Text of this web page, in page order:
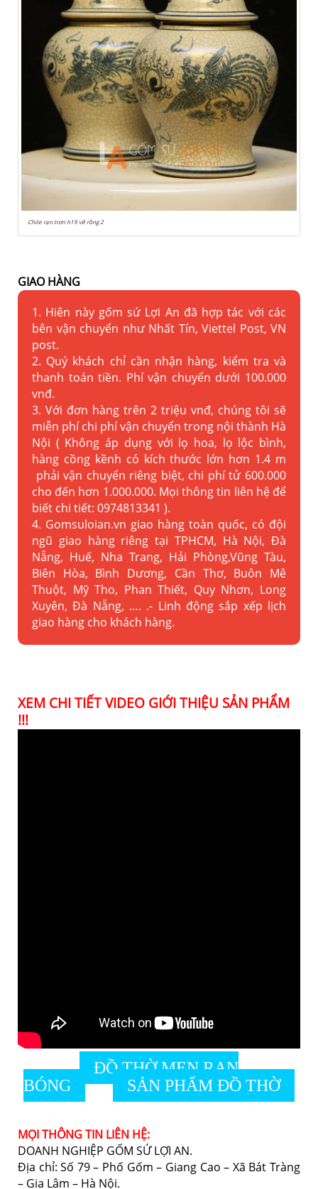
Chóe rạn trơn h19 vẽ rồng 2
GIAO HÀNG
1. Hiên này gốm sứ Lợi An đã hợp tác với các
bên vận chuyển như Nhất Tín, Viettel Post, VN
post.
2. Quý khách chỉ cần nhận hàng, kiểm tra và
thanh toán tiền. Phí vận chuyển dưới 100.000
vnđ.
3. Với đơn hàng trên 2 triệu vnđ, chúng tôi sẽ
miễn phí chi phí vận chuyển trong nội thành Hà
Nội ( Không áp dụng với lọ hoa, lọ lộc bình,
hàng cồng kềnh có kích thước lớn hơn 1.4 m
phải vận chuyển riêng biệt, chi phí tử 600.000
cho đến hơn 1.000.000. Mọi thông tin liên hệ để
biết chi tiết: 0974813341 ).
4. Gomsuloian.vn giao hàng toàn quốc, có đội
ngũ giao hàng riêng tại TPHCM, Hà Nội, Đà
Nẵng, Huế, Nha Trang, Hải Phòng,Vũng Tàu,
Biên Hòa, Bình Dương, Cần Thơ, Buôn Mê
Thuột, Mỹ Tho, Phan Thiết, Quy Nhơn, Long
Xuyên, Đà Nẵng, …. .- Linh động sắp xếp lịch
giao hàng cho khách hàng.
XEM CHI TIẾT VIDEO GIỚI THIỆU SẢN PHẨM
!!!
ĐỒ THỜ MEN RẠN
BÓNG
SẢN PHẨM ĐỒ THỜ
MỌI THÔNG TIN LIÊN HỆ:
DOANH NGHIỆP GỐM SỨ LỢI AN.
Địa chỉ: Số 79 – Phố Gốm – Giang Cao – Xã Bát Tràng
– Gia Lâm – Hà Nội.